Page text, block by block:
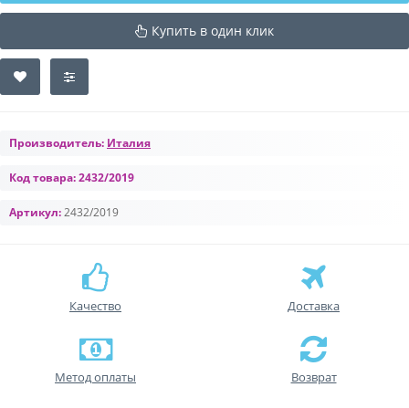
Купить в один клик
Производитель: Италия
Код товара:2432/2019
Артикул:2432/2019
Качество Доставка
Метод оплаты Возврат